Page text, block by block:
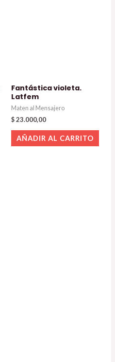
Fantástica violeta.
Latfem
Maten al Mensajero
$23.000,00
AÑADIR AL CARRITO